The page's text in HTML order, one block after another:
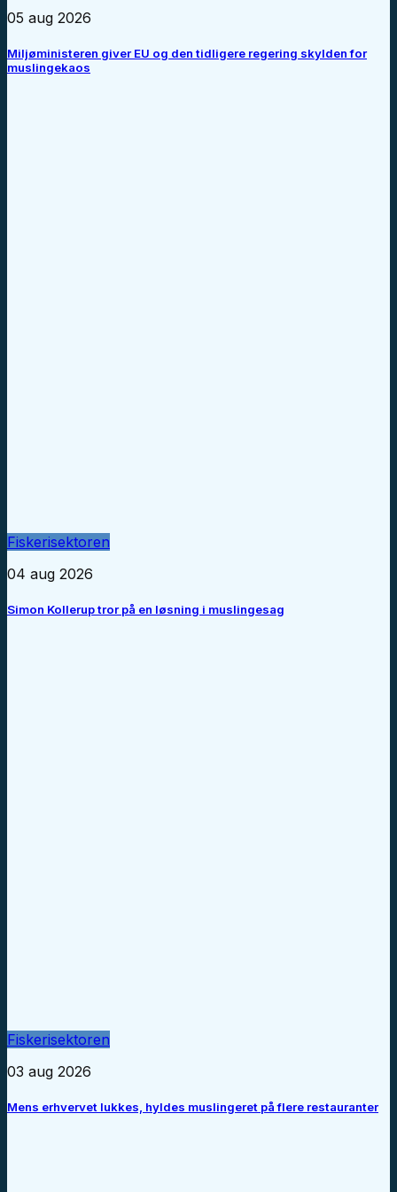
05 aug 2026
Miljøministeren giver EU og den tidligere regering skylden for
muslingekaos
Fiskerisektoren
04 aug 2026
Simon Kollerup tror på en løsning i muslingesag
Fiskerisektoren
03 aug 2026
Mens erhvervet lukkes, hyldes muslingeret på flere restauranter